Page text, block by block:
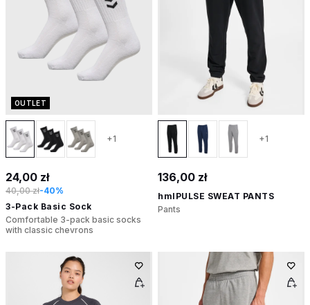
OUTLET
+1
24,00 zł
40,00 zł-40%
3-Pack Basic Sock
Comfortable 3-pack basic socks
with classic chevrons
+1
136,00 zł
hmlPULSE SWEAT PANTS
Pants